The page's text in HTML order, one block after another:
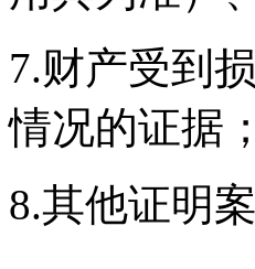
7.财产受到
情况的证据；
8.其他证明